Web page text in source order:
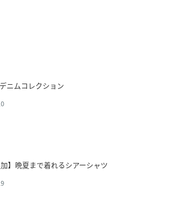
ニムコレクション
加】晩夏まで着れるシアーシャツ